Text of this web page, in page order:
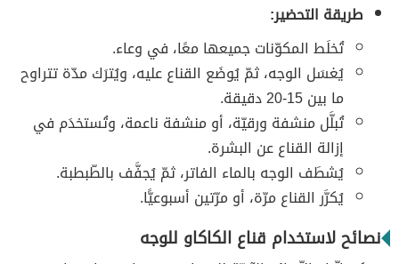
طريقة التحضير:
تُخلَط المكوّنات جميعها معًا، في وعاء.
يُغسَل الوجه، ثمّ يُوضَع القناع عليه، ويُترَك مدّة تتراوح
ما بين 15-20 دقيقة.
تُبلَّل منشفة ورقيّة، أو منشفة ناعمة، وتُستخدَم في
إزالة القناع عن البشرة.
يُشطَف الوجه بالماء الفاتر، ثمّ يُجفَّف بالطّبطبة.
يُكرَّر القناع مرّة، أو مرّتين أسبوعيًّا.
نصائح لاستخدام قناع الكاكاو للوجه